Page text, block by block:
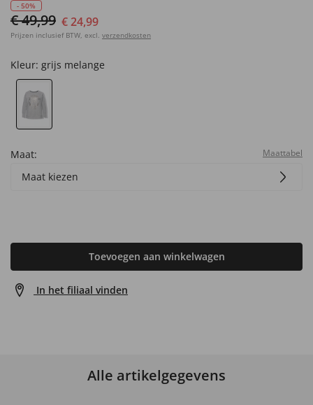
- 50%
€ 49,99 € 24,99
Prijzen inclusief BTW, excl. verzendkosten
Kleur: grijs melange
Maat: Maattabel
Maat kiezen
Toevoegen aan winkelwagen
In het filiaal vinden
Alle artikelgegevens